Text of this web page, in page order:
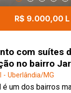
Agende uma
deste imóvel.
R$ 9.000,00 L
com suítes
no bairro
MG
- Uberlândia/MG
é um dos bairros